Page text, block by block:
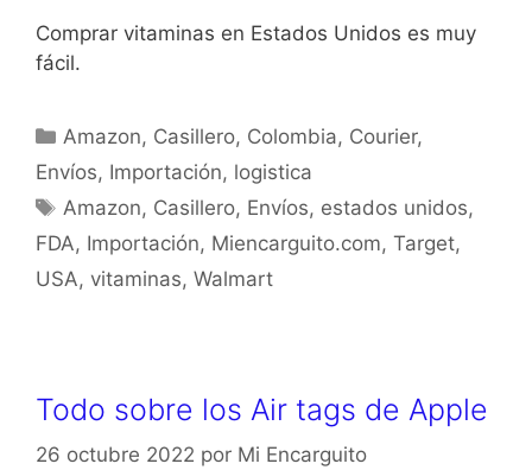
Comprar vitaminas en Estados Unidos es muy
fácil.
Amazon, Casillero, Colombia, Courier,
Envíos, Importación, logistica
Amazon, Casillero, Envíos, estados unidos,
FDA, Importación, Miencarguito.com, Target,
USA, vitaminas, Walmart
Todo sobre los Air tags de Apple
26 octubre 2022 por Mi Encarguito